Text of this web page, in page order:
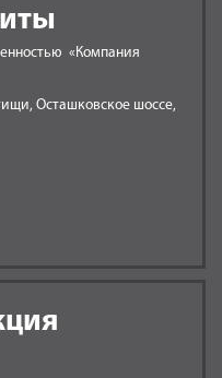
«Компания
Осташковское шоссе,